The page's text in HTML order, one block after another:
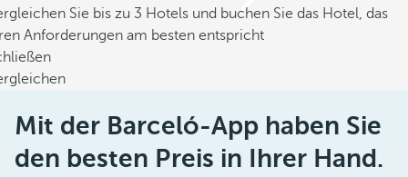
Sie bis zu 3 Hotels und buchen Sie das Hotel, das
Anforderungen am besten entspricht
Mit der Barceló-App haben Sie
den besten Preis in Ihrer Hand.